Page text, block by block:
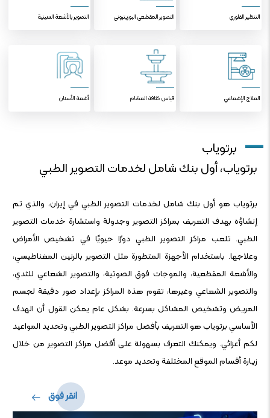
التنظير الفلوري التصوير المقطعي البوزيتروني التصوير بالأشعة السينية
العلاج الإشعاعي قياس كثافة العظام أشعة الأسنان
برتویاب
برتویاب، أول بنك شامل لخدمات التصوير الطبي
برتوياب هو أول بنك شامل لخدمات التصوير الطبي في إيران، والذي تم
إنشاؤه بهدف التعريف بمراكز التصوير وجدولة واستشارة خدمات التصوير
الطبي. تلعب مراكز التصوير الطبي دورًا حيويًا في تشخيص الأمراض
وعلاجها. باستخدام الأجهزة المتطورة مثل التصوير بالرنين المغناطيسي،
والأشعة المقطعية، والموجات فوق الصوتية، والتصوير الشعاعي للثدي،
والتصوير الشعاعي وغيرها، تقوم هذه المراكز بإعداد صور دقيقة لجسم
المريض وتشخيص المشاكل بسرعة. بشكل عام يمكن القول أن الهدف
الأساسي برتویاب هو التعريف بأفضل مراكز التصوير الطبي وتحديد المواعيد
لكم أعزائي. ويمكنك التعرف بسهولة على أفضل مراكز التصوير من خلال
زيارة أقسام الموقع المختلفة وتحديد موعد.
انقر فوق